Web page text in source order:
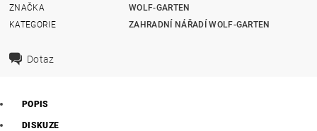
ZNAČKA
WOLF-GARTEN
KATEGORIE
ZAHRADNÍ NÁŘADÍ WOLF-GARTEN
Dotaz
POPIS
DISKUZE